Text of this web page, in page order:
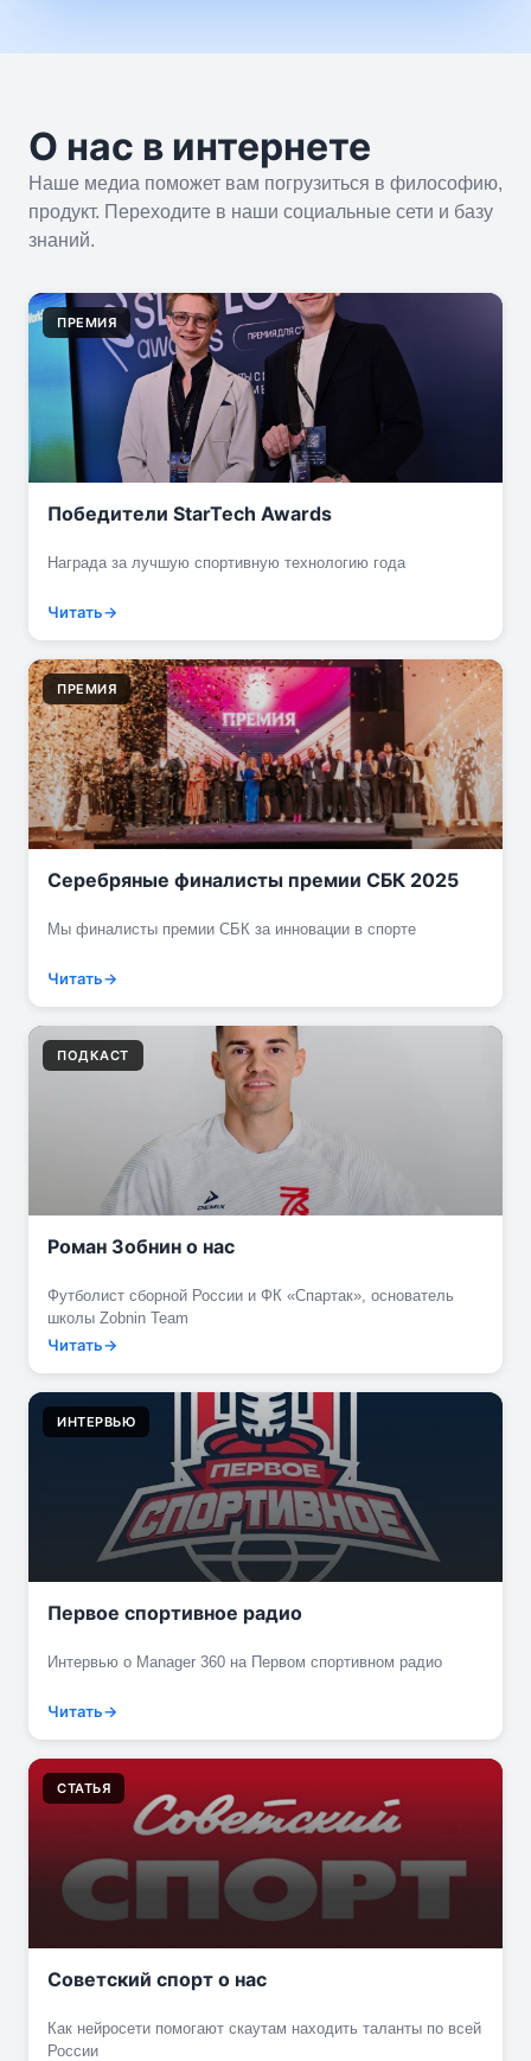
О нас в интернете
Наше медиа поможет вам погрузиться в философию,
продукт. Переходите в наши социальные сети и базу
знаний.
ПРЕМИЯ
Победители StarTech Awards
Награда за лучшую спортивную технологию года
Читать
ПРЕМИЯ
Серебряные финалисты премии СБК 2025
Мы финалисты премии СБК за инновации в спорте
Читать
ПОДКАСТ
Роман Зобнин о нас
Футболист сборной России и ФК «Спартак», основатель
школы Zobnin Team
Читать
ИНТЕРВЬЮ
Первое спортивное радио
Интервью о Manager 360 на Первом спортивном радио
Читать
СТАТЬЯ
Советский спорт о нас
Как нейросети помогают скаутам находить таланты по всей
России